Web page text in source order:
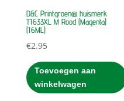
D&C Printgroen® huismerk
T1633XL M Rood (Magenta)
(16ML)
€2.95
Toevoegen aan
winkelwagen